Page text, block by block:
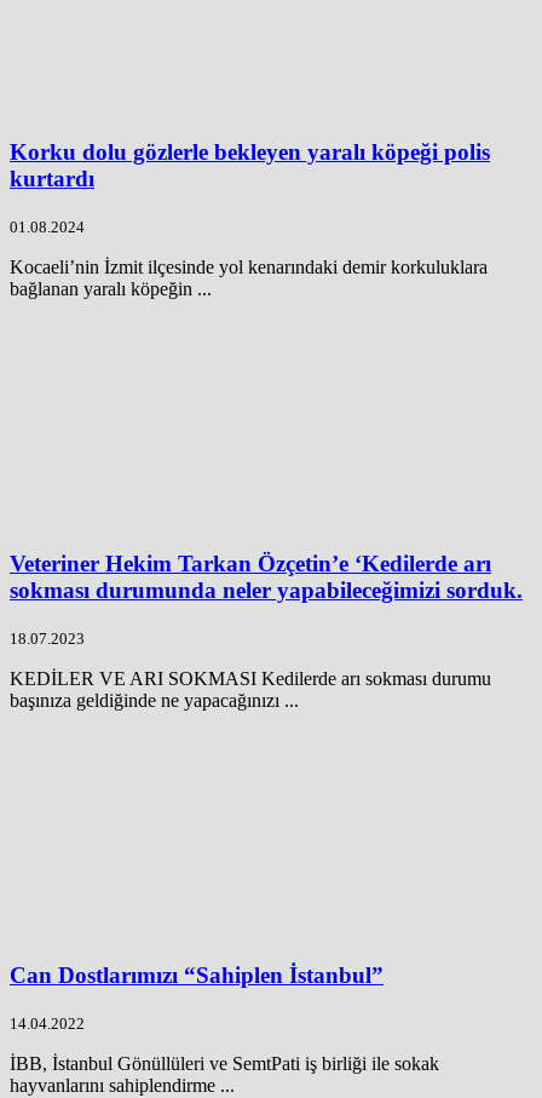
Korku dolu gözlerle bekleyen yaralı köpeği polis
kurtardı
01.08.2024
Kocaeli’nin İzmit ilçesinde yol kenarındaki demir korkuluklara
bağlanan yaralı köpeğin ...
Veteriner Hekim Tarkan Özçetin’e ‘Kedilerde arı
sokması durumunda neler yapabileceğimizi sorduk.
18.07.2023
KEDİLER VE ARI SOKMASI Kedilerde arı sokması durumu
başınıza geldiğinde ne yapacağınızı ...
Can Dostlarımızı “Sahiplen İstanbul”
14.04.2022
İBB, İstanbul Gönüllüleri ve SemtPati iş birliği ile sokak
hayvanlarını sahiplendirme ...